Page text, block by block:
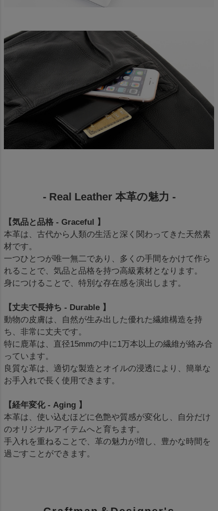
- Real Leather 本革の魅力 -
【気品と品格 - Graceful 】
本革は、古代から人類の生活と深く関わってきた天然素
材です。
一つひとつが唯一無二であり、多くの手間をかけて作ら
れることで、気品と品格を持つ高級素材となります。
身につけることで、特別な存在感を演出します。
【丈夫で長持ち - Durable 】
動物の皮膚は、自然が生み出した優れた繊維構造を持
ち、非常に丈夫です。
特に鹿革は、直径15mmの中に1万本以上の繊維が絡み合
っています。
良質な革は、適切な製造とオイルの浸透により、簡単な
お手入れで長く使用できます。
【経年変化 - Aging 】
本革は、使い込むほどに色艶や質感が変化し、自分だけ
のオリジナルアイテムへと育ちます。
手入れを重ねることで、革の魅力が増し、豊かな時間を
過ごすことができます。